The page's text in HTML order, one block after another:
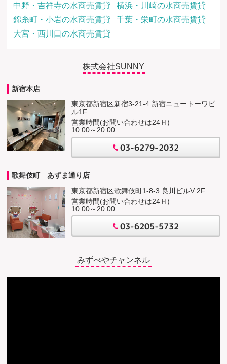
中野・吉祥寺の水商売賃貸
横浜・川崎の水商売賃貸
錦糸町・小岩の水商売賃貸
千葉・栄町の水商売賃貸
大宮・西川口の水商売賃貸
株式会社SUNNY
新宿本店
東京都新宿区新宿3-21-4 新宿ニュートーワビ
ル1F
営業時間(お問い合わせは24Ｈ)
10:00～20:00
03-6279-2032
歌舞伎町 あずま通り店
東京都新宿区歌舞伎町1-8-3 良川ビルV 2F
営業時間(お問い合わせは24Ｈ)
10:00～20:00
03-6205-5732
みずべやチャンネル